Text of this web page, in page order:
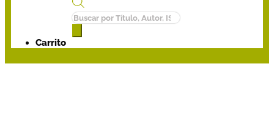
Búsqueda
de
Carrito